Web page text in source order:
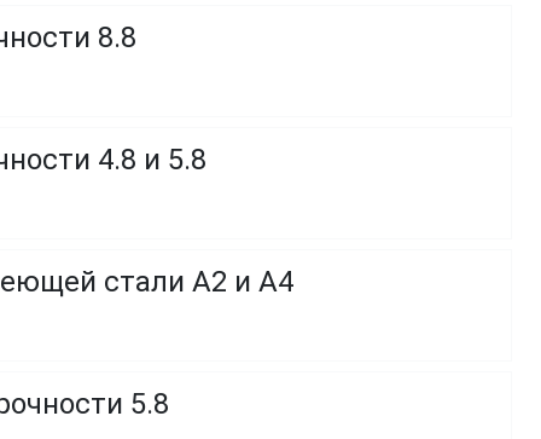
8.8
4.8 и 5.8
стали A2 и A4
5.8